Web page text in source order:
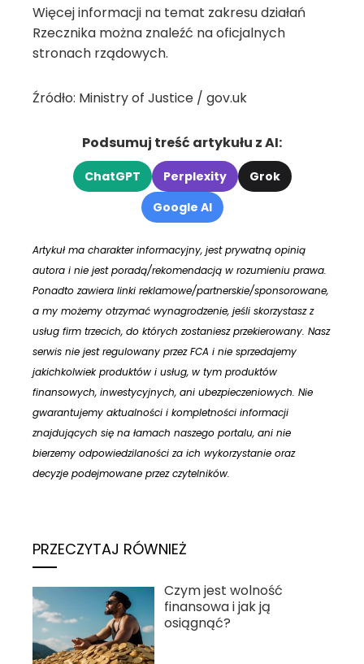
Więcej informacji na temat zakresu działań
Rzecznika można znaleźć na oficjalnych
stronach rządowych.
Źródło: Ministry of Justice / gov.uk
Podsumuj treść artykułu z AI:
ChatGPT Perplexity
Grok
Google AI
Artykuł ma charakter informacyjny, jest prywatną opinią
autora i nie jest poradą/rekomendacją w rozumieniu prawa.
Ponadto zawiera linki reklamowe/partnerskie/sponsorowane,
a my możemy otrzymać wynagrodzenie, jeśli skorzystasz z
usług firm trzecich, do których zostaniesz przekierowany. Nasz
serwis nie jest regulowany przez FCA i nie sprzedajemy
jakichkolwiek produktów i usług, w tym produktów
finansowych, inwestycyjnych, ani ubezpieczeniowych. Nie
gwarantujemy aktualności i kompletności informacji
znajdujących się na łamach naszego portalu, ani nie
bierzemy odpowiedzilaności za ich wykorzystanie oraz
decyzje podejmowane przez czytelników.
PRZECZYTAJ RÓWNIEŻ
Czym jest wolność
finansowa i jak ją
osiągnąć?